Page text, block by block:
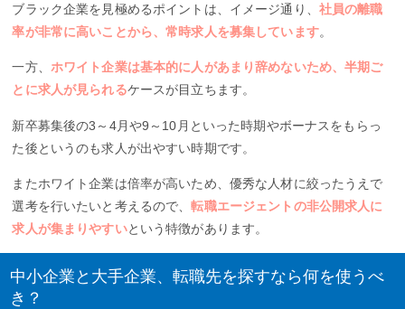
ブラック企業を見極めるポイントは、イメージ通り、 社員の離職
率が非常に高いことから、常時求人を募集しています。
一方、 ホワイト企業は基本的に人があまり辞めないため、半期ご
とに求人が見られるケースが目立ちます。
新卒募集後の3～4月や9～10月といった時期やボーナスをもらっ
た後というのも求人が出やすい時期です。
またホワイト企業は倍率が高いため、優秀な人材に絞ったうえで
選考を行いたいと考えるので、転職エージェントの非公開求人に
求人が集まりやすいという特徴があります。
中小企業と大手企業、転職先を探すなら何を使うべ
き？